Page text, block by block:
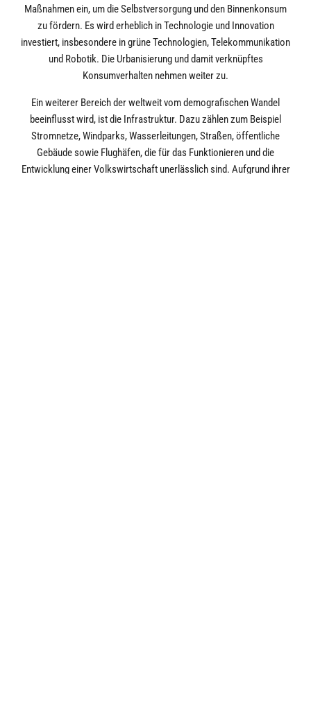
Maßnahmen ein, um die Selbstversorgung und den Binnenkonsum
zu fördern. Es wird erheblich in Technologie und Innovation
investiert, insbesondere in grüne Technologien, Telekommunikation
und Robotik. Die Urbanisierung und damit verknüpftes
Konsumverhalten nehmen weiter zu.
Ein weiterer Bereich der weltweit vom demografischen Wandel
beeinflusst wird, ist die Infrastruktur. Dazu zählen zum Beispiel
Stromnetze, Windparks, Wasserleitungen, Straßen, öffentliche
Gebäude sowie Flughäfen, die für das Funktionieren und die
Entwicklung einer Volkswirtschaft unerlässlich sind. Aufgrund ihrer